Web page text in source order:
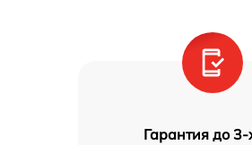
Гарантия до 3-